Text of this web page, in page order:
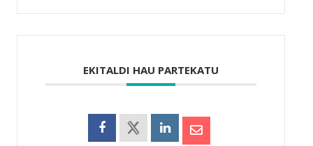
EKITALDI HAU PARTEKATU